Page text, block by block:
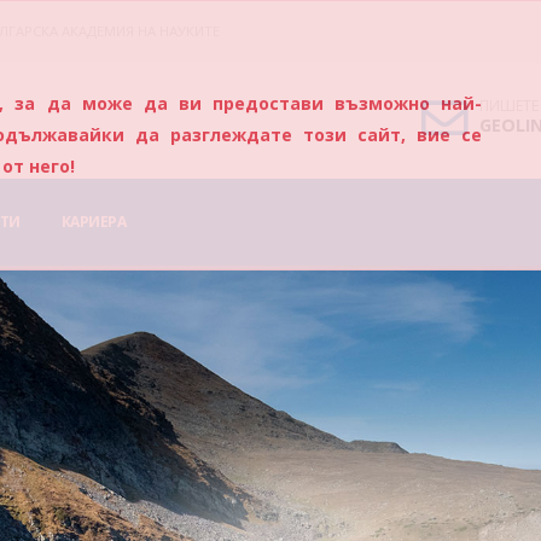
ПИШЕТЕ
КАРИЕРА
за да може да ви предостави възможно най-
да разглеждате този сайт, вие се
него!